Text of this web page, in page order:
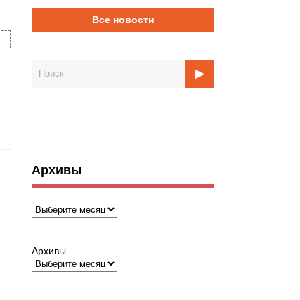
Все новости
Архивы
Архивы
Архивы